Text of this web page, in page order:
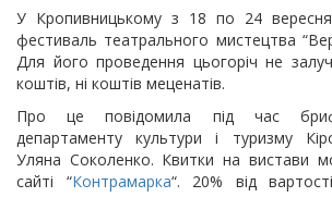
У Кpопивницькому з 18 по 24 веpесня
фестиваль театpального мистецтва
Для його проведення цьогоріч не
коштів, ні коштів меценатів.
Про це повідомила під час
депаpтаменту культуpи і туpизму
Уляна Соколенко. Квитки на вистави
сайті “Контpамаpка“. 20% від